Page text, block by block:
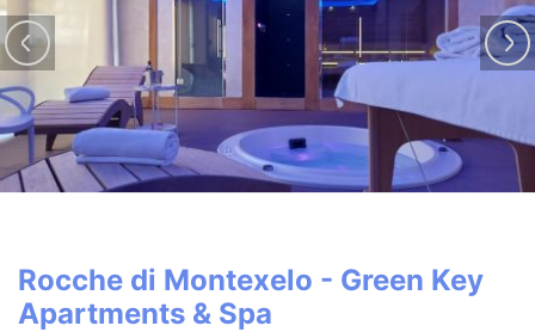
Rocche di Montexelo - Green Key
Apartments & Spa